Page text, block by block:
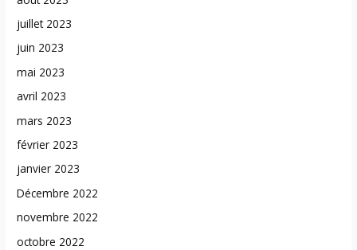
juillet 2023
juin 2023
mai 2023
avril 2023
mars 2023
février 2023
janvier 2023
Décembre 2022
novembre 2022
octobre 2022